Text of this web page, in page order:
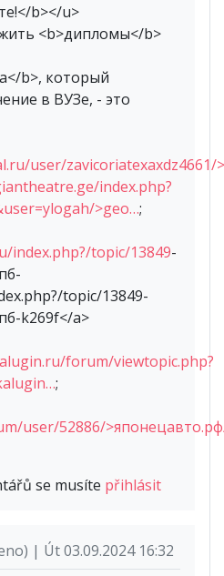
b></u>
<b>дипломы</b>
b>, который
в ВУЗе, - это
user/
index.php?
>geo…;
index.php?/topic/13849-
topic/13849-
k269f</a>
forum/viewtopic.php?
;
user/52886/
se musíte přihlásit
| Út 03.09.2024 16:32